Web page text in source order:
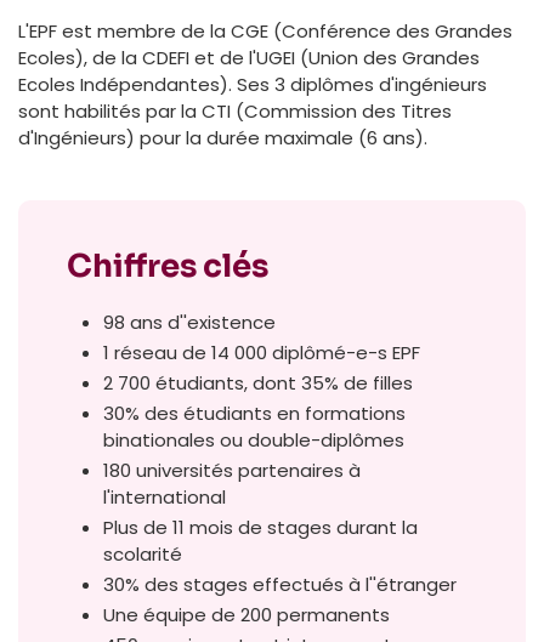
L'EPF est membre de la CGE (Conférence des Grandes
Ecoles), de la CDEFI et de l'UGEI (Union des Grandes
Ecoles Indépendantes). Ses 3 diplômes d'ingénieurs
sont habilités par la CTI (Commission des Titres
d'Ingénieurs) pour la durée maximale (6 ans).
Chiffres clés
98 ans d''existence
1 réseau de 14 000 diplômé-e-s EPF
2 700 étudiants, dont 35% de filles
30% des étudiants en formations
binationales ou double-diplômes
180 universités partenaires à
l'international
Plus de 11 mois de stages durant la
scolarité
30% des stages effectués à l''étranger
Une équipe de 200 permanents